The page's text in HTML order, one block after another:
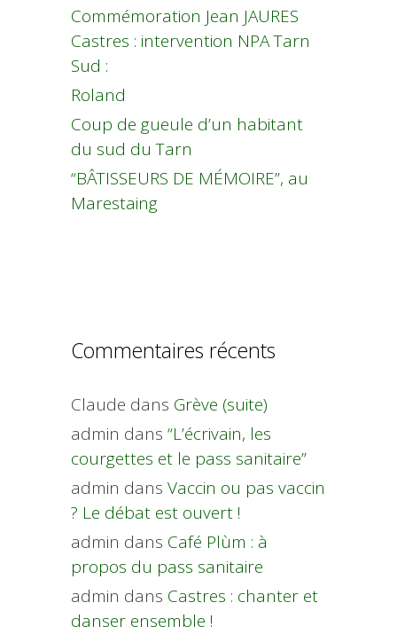
Commémoration Jean JAURES
Castres : intervention NPA Tarn
Sud :
Roland
Coup de gueule d’un habitant
du sud du Tarn
“BÂTISSEURS DE MÉMOIRE”, au
Marestaing
Commentaires récents
Claude dans Grève (suite)
admin dans “L’écrivain, les
courgettes et le pass sanitaire”
admin dans Vaccin ou pas vaccin
? Le débat est ouvert !
admin dans Café Plùm : à
propos du pass sanitaire
admin dans Castres : chanter et
danser ensemble !